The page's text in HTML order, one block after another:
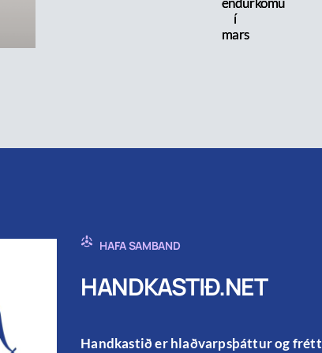
í
mars
HAFA SAMBAND
HANDKASTIÐ.NET
Handkastið er hlaðvarpsþáttur og